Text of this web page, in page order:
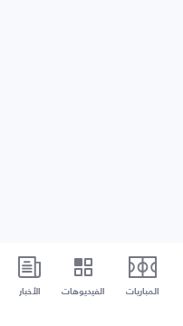
المباريات الفيديوهات الأخبار